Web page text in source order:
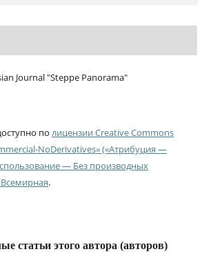
Journal "Steppe Panorama"
по лицензии Creative Commons
NoDerivatives» («Атрибуция —
— Без производных
.
статьи этого автора (авторов)